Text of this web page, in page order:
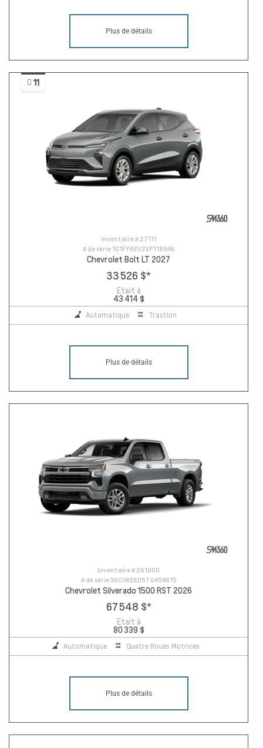
Plus de détails
11
Inventaire # 27111
# de série 1G1FY6EV2VF118946
Chevrolet Bolt LT 2027
33 526 $*
Etait à
43 414 $
Automatique Traction
Plus de détails
Inventaire # 261000
# de série3GCUKEED5TG454815
Chevrolet Silverado 1500 RST 2026
67 548 $*
Etait à
80 339 $
Automatique Quatre Roues Motrices
Plus de détails